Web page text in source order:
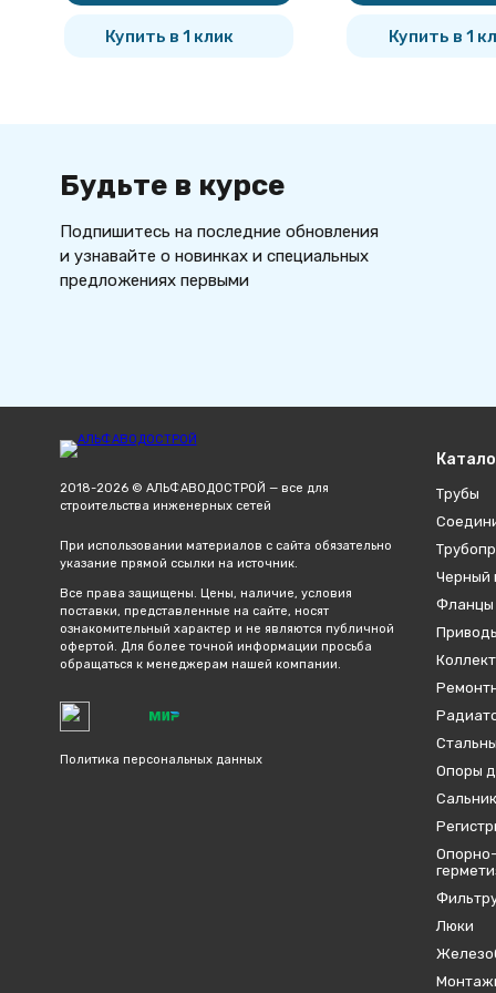
Купить в 1 клик Купить в 1
Будьте в курсе
Подпишитесь на последние обновления
и узнавайте о новинках и специальных
предложениях первыми
2018-2026 © АЛЬФАВОДОСТРОЙ — все для
строительства инженерных сетей
При использовании материалов с сайта обязательно
указание прямой ссылки на источник.
Все права защищены. Цены, наличие, условия
поставки, представленные на сайте, носят
ознакомительный характер и не являются публичной
офертой. Для более точной информации просьба
обращаться к менеджерам нашей компании.
Политика персональных данных
Трубы
Черный
Фланцы
Опоры
Люки